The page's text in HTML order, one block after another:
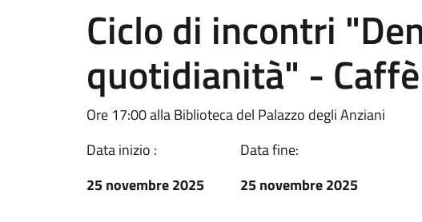
Ciclo di incontri
quotidianità" -
Ore 17:00 alla Biblioteca del Palazzo degli Anziani
Data inizio :
25 novembre 2025
Data fine:
25 novembre 2025